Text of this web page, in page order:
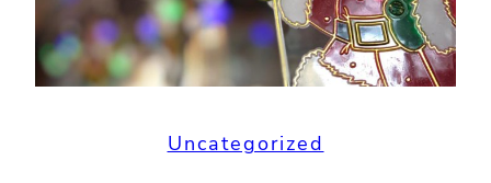
Uncategorized